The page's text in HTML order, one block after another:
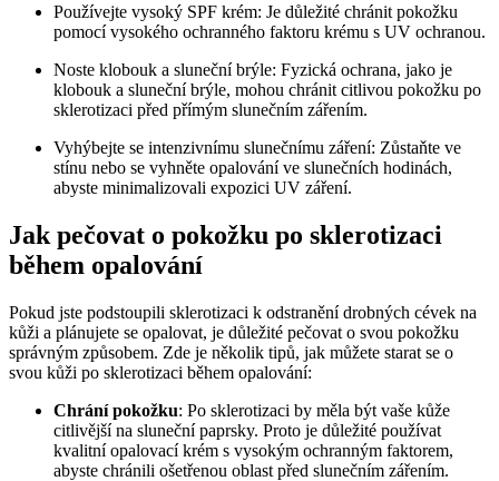
Používejte vysoký SPF krém: Je důležité chránit pokožku
pomocí vysokého ochranného faktoru krému s UV ochranou.
Noste klobouk a sluneční brýle: Fyzická ochrana, jako je
klobouk a sluneční brýle, mohou chránit citlivou pokožku po
sklerotizaci před přímým slunečním zářením.
Vyhýbejte se intenzivnímu slunečnímu záření: Zůstaňte ve
stínu nebo se vyhněte opalování ve slunečních hodinách,
abyste minimalizovali expozici UV záření.
Jak pečovat o pokožku po sklerotizaci
během opalování
Pokud jste podstoupili sklerotizaci k odstranění drobných cévek na
kůži a plánujete se opalovat, je důležité pečovat o svou pokožku
správným způsobem. Zde je několik tipů, jak můžete starat se o
svou kůži po sklerotizaci během opalování:
Chrání pokožku: Po sklerotizaci by měla být vaše kůže
citlivější na sluneční paprsky. Proto je důležité používat
kvalitní opalovací krém s vysokým ochranným faktorem,
abyste chránili ošetřenou oblast před slunečním zářením.